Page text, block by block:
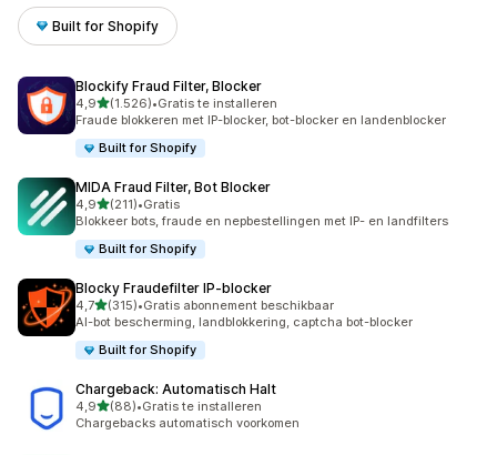
Built for Shopify
Blockify Fraud Filter, Blocker
4,9van 5 sterren
(1.526)
1526 recensies in totaal
•Gratis te installeren
Fraude blokkeren met IP-blocker, bot-blocker en landenblocker
Built for Shopify
MIDA Fraud Filter, Bot Blocker
4,9van 5 sterren
(211)
211 recensies in totaal
•Gratis
Blokkeer bots, fraude en nepbestellingen met IP- en landfilters
Built for Shopify
Blocky Fraudefilter IP‑blocker
4,7van 5 sterren
(315)
315 recensies in totaal
•Gratis abonnement beschikbaar
AI-bot bescherming, landblokkering, captcha bot-blocker
Built for Shopify
Chargeback: Automatisch Halt
4,9van 5 sterren
(88)
88 recensies in totaal
•Gratis te installeren
Chargebacks automatisch voorkomen